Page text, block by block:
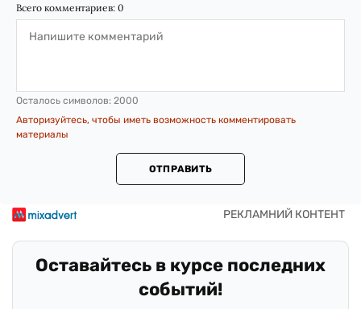
Всего комментариев: 0
Осталось символов: 2000
Авторизуйтесь, чтобы иметь возможность комментировать
материалы
ОТПРАВИТЬ
Оставайтесь в курсе последних
событий!